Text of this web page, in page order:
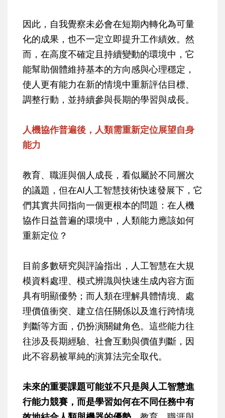
因此，自我覺察未必會在短期內轉化為可量
化的成果，也不一定立即提升工作績效。然
而，在高度不確定且持續變動的環境中，它
能幫助個體維持基本的方向感與心理穩定，
使人更有能力在新的情境中重新評估目標、
調整行動，並持續參與長期的學習與成長。
人機協作普遍後，人類需重新定位展望自身
能力
教育、職涯與個人成長，看似屬於不同層次
的議題，但在AI人工智慧技術快速發展下，它
們其實共同指向一個更根本的問題：在人機
協作日益普遍的環境中，人類能力應該如何
重新定位？
目前多數研究與評論指出，人工智慧在大規
模資料處理、模式辨識與快速生成內容方面
具有明顯優勢；而人類在理解具體情境、處
理價值衝突、建立信任關係以及進行跨情境
判斷等方面，仍扮演關鍵角色。這些能力往
往涉及長期經驗、社會互動與價值判斷，因
此不容易被單純的演算法完全取代。
未來的重要課題可能並不只是與人工智慧進
行能力競賽，而是學習如何在不同任務中有